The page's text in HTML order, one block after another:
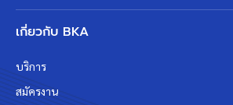
เกี่ยวกับ BKA
บริการ
สมัครงาน